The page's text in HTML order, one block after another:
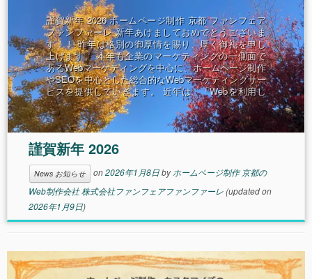
謹賀新年 2026 ホームページ制作 京都 ファンフェア
ファンファーレ 新年あけましておめでとうございま
す！！ 昨年は格別の御厚情を賜り、厚く御礼を申し
上げます。 本年も企業のマーケティングの一側面で
あるWebマーケティングを中心に、ホームページ制作
やSEOを中心とした総合的なWebマーケティングサー
ビスを提供していきます。 近年は、「Webを利用し
た新規サ
謹賀新年 2026
News お知らせ on2026年1月8日byホームページ制作 京都の
Web制作会社 株式会社ファンフェアファンファーレ(updated on
2026年1月9日)